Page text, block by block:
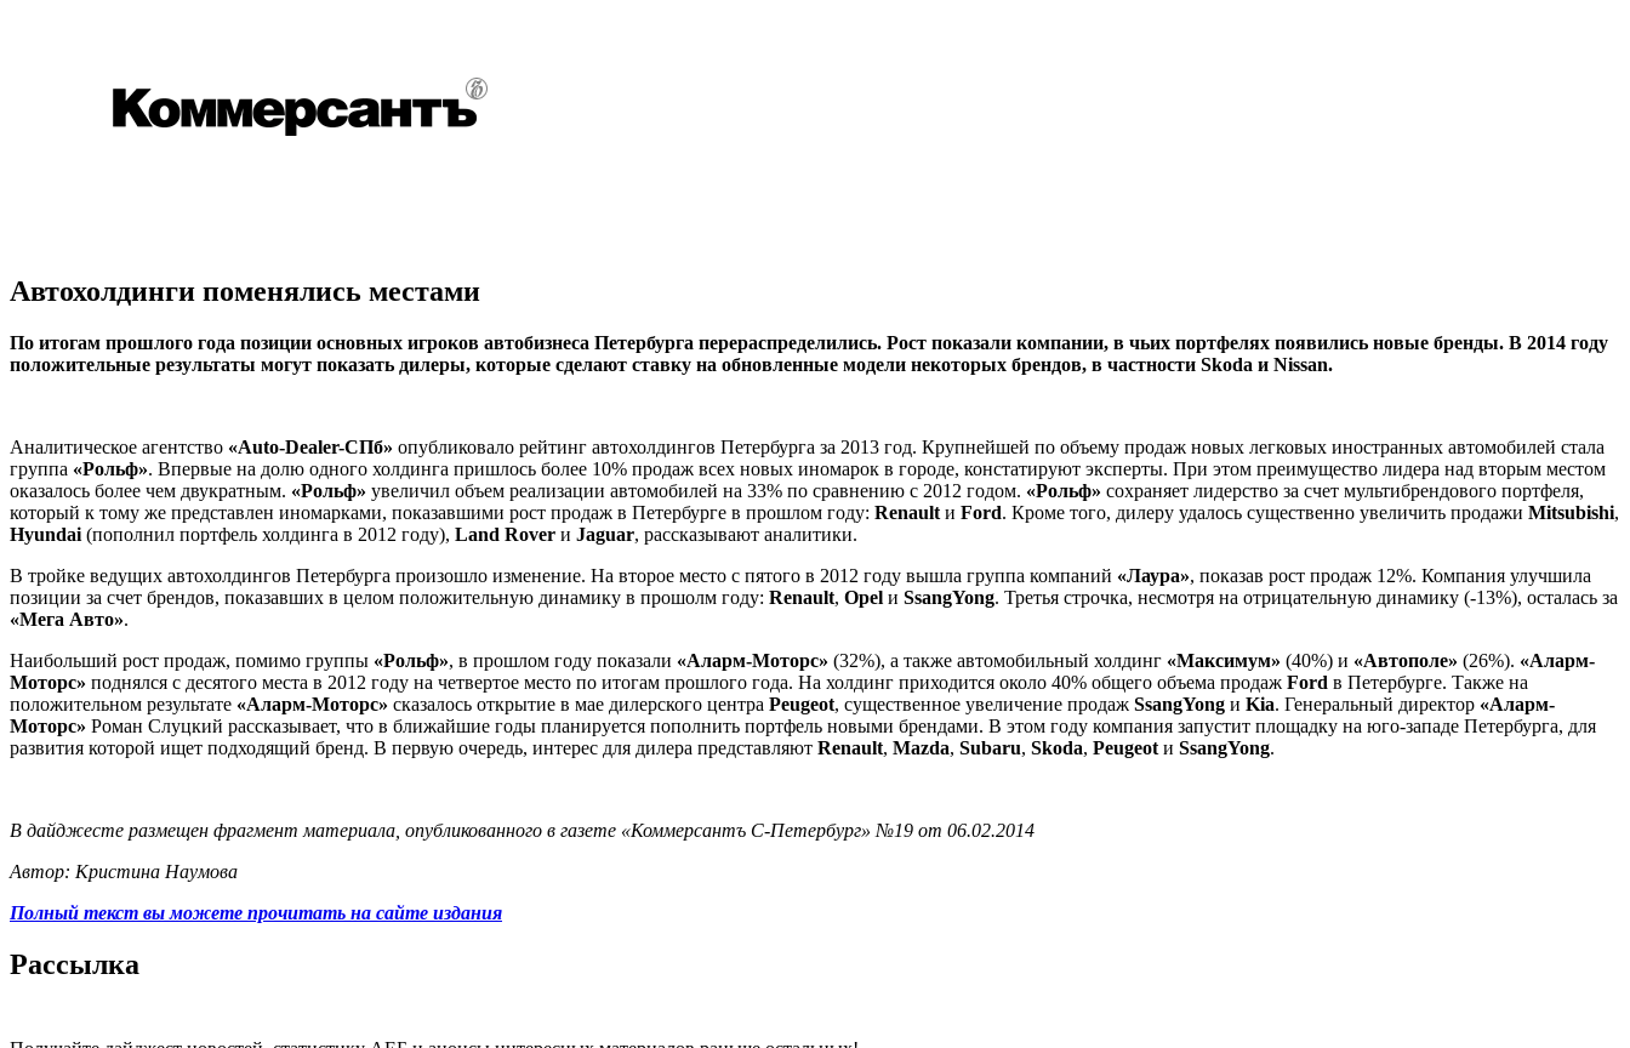
Автохолдинги поменялись местами
По итогам прошлого года позиции основных игроков автобизнеса Петербурга перераспределились. Рост показали компании, в чьих портфелях появились новые бренды. В 2014 году
положительные результаты могут показать дилеры, которые сделают ставку на обновленные модели некоторых брендов, в частности Skoda и Nissan.
Аналитическое агентство «Auto-Dealer-СПб» опубликовало рейтинг автохолдингов Петербурга за 2013 год. Крупнейшей по объему продаж новых легковых иностранных автомобилей стала
группа «Рольф». Впервые на долю одного холдинга пришлось более 10% продаж всех новых иномарок в городе, констатируют эксперты. При этом преимущество лидера над вторым местом
оказалось более чем двукратным. «Рольф» увеличил объем реализации автомобилей на 33% по сравнению с 2012 годом. «Рольф» сохраняет лидерство за счет мультибрендового портфеля,
который к тому же представлен иномарками, показавшими рост продаж в Петербурге в прошлом году: Renault и Ford. Кроме того, дилеру удалось существенно увеличить продажи Mitsubishi,
Hyundai (пополнил портфель холдинга в 2012 году), Land Rover и Jaguar, рассказывают аналитики.
В тройке ведущих автохолдингов Петербурга произошло изменение. На второе место с пятого в 2012 году вышла группа компаний «Лаура», показав рост продаж 12%. Компания улучшила
позиции за счет брендов, показавших в целом положительную динамику в прошолм году: Renault, Opel и SsangYong. Третья строчка, несмотря на отрицательную динамику (-13%), осталась за
«Мега Авто».
Наибольший рост продаж, помимо группы «Рольф», в прошлом году показали «Аларм-Моторс» (32%), а также автомобильный холдинг «Максимум» (40%) и «Автополе» (26%). «Аларм-
Моторс» поднялся с десятого места в 2012 году на четвертое место по итогам прошлого года. На холдинг приходится около 40% общего объема продаж Ford в Петербурге. Также на
положительном результате «Аларм-Моторс» сказалось открытие в мае дилерского центра Peugeot, существенное увеличение продаж SsangYong и Kia. Генеральный директор «Аларм-
Моторс» Роман Слуцкий рассказывает, что в ближайшие годы планируется пополнить портфель новыми брендами. В этом году компания запустит площадку на юго-западе Петербурга, для
развития которой ищет подходящий бренд. В первую очередь, интерес для дилера представляют Renault, Mazda, Subaru, Skoda, Peugeot и SsangYong.
В дайджесте размещен фрагмент материала, опубликованного в газете «Коммерсантъ С-Петербург» №19 от 06.02.2014
Автор: Кристина Наумова
Полный текст вы можете прочитать на сайте издания
Рассылка